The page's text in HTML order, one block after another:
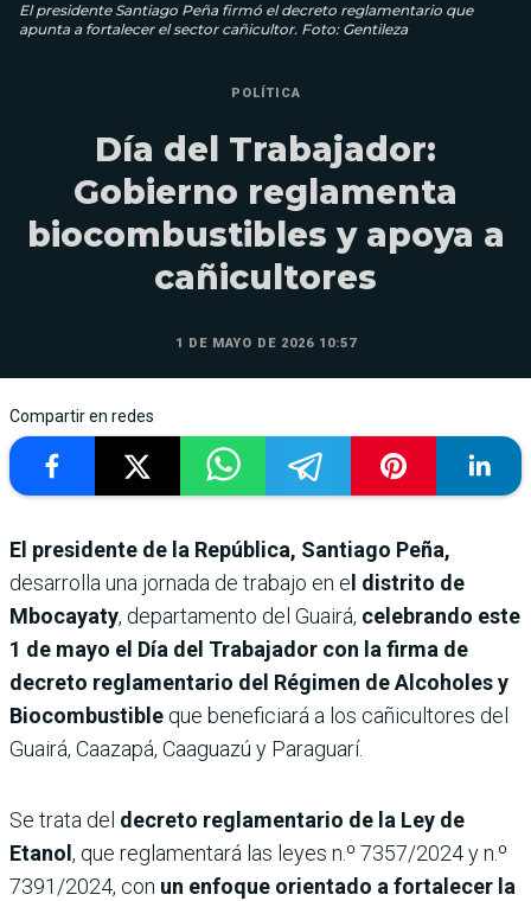
El presidente Santiago Peña firmó el decreto reglamentario que
apunta a fortalecer el sector cañicultor. Foto: Gentileza
POLÍTICA
Día del Trabajador:
Gobierno reglamenta
biocombustibles y apoya a
cañicultores
1 DE MAYO DE 2026 10:57
Compartir en redes
El presidente de la República, Santiago Peña,
desarrolla una jornada de trabajo en el distrito de
Mbocayaty, departamento del Guairá, celebrando este
1 de mayo el Día del Trabajador con la firma de
decreto reglamentario del Régimen de Alcoholes y
Biocombustible que beneficiará a los cañicultores del
Guairá, Caazapá, Caaguazú y Paraguarí.
Se trata del decreto reglamentario de la Ley de
Etanol, que reglamentará las leyes n.º 7357/2024 y n.º
7391/2024, con un enfoque orientado a fortalecer la